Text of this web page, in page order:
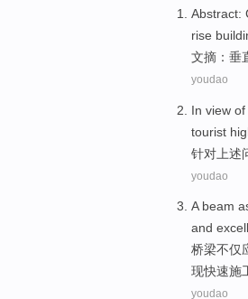
Abstract:
rise
文摘 ： 垂
youdao
In view of
tourist
针对 上述
youdao
Abeam
and
桥梁不仅
现快速施
youdao